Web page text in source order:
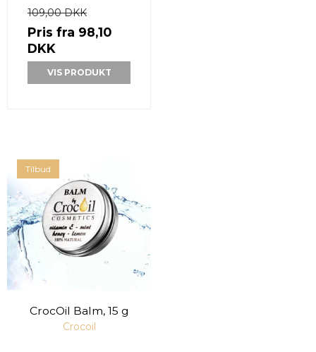
109,00 DKK
Pris fra 98,10
DKK
VIS PRODUKT
Tilbud
CrocOil Balm, 15 g
Crocoil